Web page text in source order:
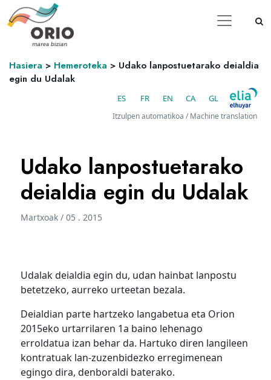
Hasiera > Hemeroteka > Udako lanpostuetarako deialdia
egin du Udalak
ES FR EN CA GL
Itzulpen automatikoa / Machine translation
Udako lanpostuetarako
deialdia egin du Udalak
Martxoak / 05 . 2015
Udalak deialdia egin du, udan hainbat lanpostu
betetzeko, aurreko urteetan bezala.
Deialdian parte hartzeko langabetua eta Orion
2015eko urtarrilaren 1a baino lehenago
erroldatua izan behar da. Hartuko diren langileen
kontratuak lan-zuzenbidezko erregimenean
egingo dira, denboraldi baterako.